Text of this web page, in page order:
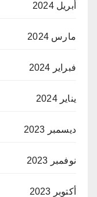
أبريل 2024
مارس 2024
فبراير 2024
يناير 2024
ديسمبر 2023
نوفمبر 2023
أكتوبر 2023